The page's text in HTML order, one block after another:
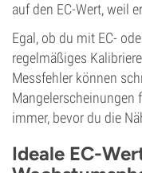
auf den EC-Wert, weil
Egal, ob du mit EC-
regelmäßiges
Messfehler können
Mangelerscheinungen
immer, bevor du die
Ideale EC-